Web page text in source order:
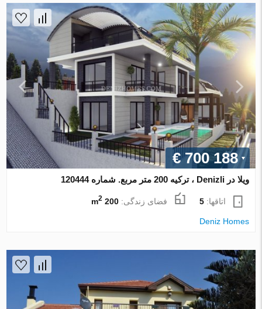
€ 700 188
ویلا در Denizli ، ترکیه 200 متر مربع. شماره 120444
اتاقها:5 فضای زندگی:200 m
2
Deniz Homes